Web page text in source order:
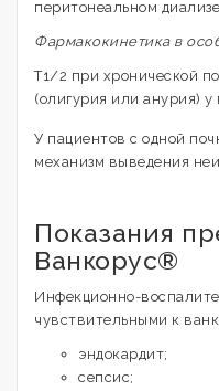
перитонеальном
Фармакокинетика в
Т1/2 при хронической
(олигурия или анурия)
У пациентов с одной
механизм выведения
Показания
Ванкорус®
Инфекционно-
чувствительными к
эндокардит;
сепсис;